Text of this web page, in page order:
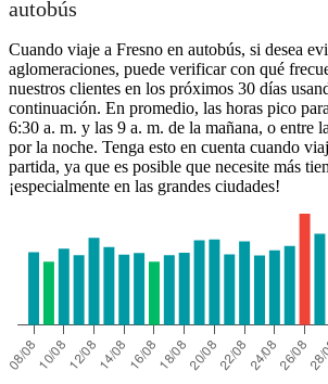
Los Angeles,
autobús
Cuando viaje a Fresno en autobús, si desea
aglomeraciones, puede verificar con qué
nuestros clientes en los próximos 30 días
continuación. En promedio, las horas pico
6:30 a. m. y las 9 a. m. de la mañana, o entre
por la noche. Tenga esto en cuenta cuando
partida, ya que es posible que necesite más
¡especialmente en las grandes ciudades!